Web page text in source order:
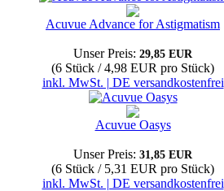
Acuvue Advance for Astigmatism
Unser Preis: 29,85 EUR
(6 Stück / 4,98 EUR pro Stück)
inkl. MwSt. | DE versandkostenfrei
Acuvue Oasys
Unser Preis: 31,85 EUR
(6 Stück / 5,31 EUR pro Stück)
inkl. MwSt. | DE versandkostenfrei